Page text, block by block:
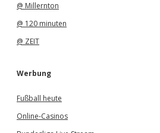
@ Millernton
@ 120 minuten
@ ZEIT
Werbung
Fußball heute
Online-Casinos